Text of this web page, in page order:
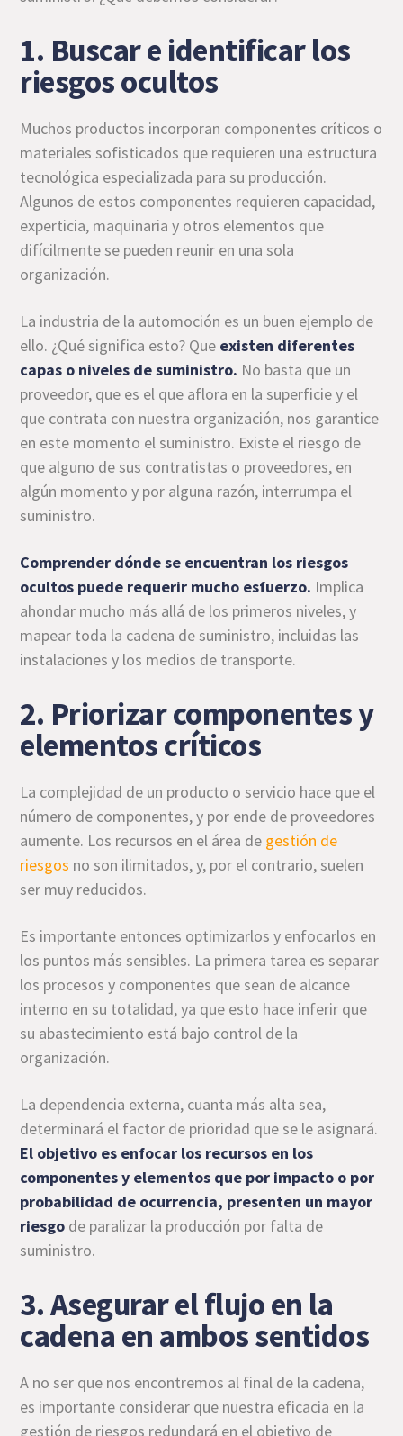
1. Buscar e identificar los
riesgos ocultos
Muchos productos incorporan componentes críticos o
materiales sofisticados que requieren una estructura
tecnológica especializada para su producción.
Algunos de estos componentes requieren capacidad,
experticia, maquinaria y otros elementos que
difícilmente se pueden reunir en una sola
organización.
La industria de la automoción es un buen ejemplo de
ello. ¿Qué significa esto? Que existen diferentes
capas o niveles de suministro. No basta que un
proveedor, que es el que aflora en la superficie y el
que contrata con nuestra organización, nos garantice
en este momento el suministro. Existe el riesgo de
que alguno de sus contratistas o proveedores, en
algún momento y por alguna razón, interrumpa el
suministro.
Comprender dónde se encuentran los riesgos
ocultos puede requerir mucho esfuerzo. Implica
ahondar mucho más allá de los primeros niveles, y
mapear toda la cadena de suministro, incluidas las
instalaciones y los medios de transporte.
2. Priorizar componentes y
elementos críticos
La complejidad de un producto o servicio hace que el
número de componentes, y por ende de proveedores
aumente. Los recursos en el área de gestión de
riesgos no son ilimitados, y, por el contrario, suelen
ser muy reducidos.
Es importante entonces optimizarlos y enfocarlos en
los puntos más sensibles. La primera tarea es separar
los procesos y componentes que sean de alcance
interno en su totalidad, ya que esto hace inferir que
su abastecimiento está bajo control de la
organización.
La dependencia externa, cuanta más alta sea,
determinará el factor de prioridad que se le asignará.
El objetivo es enfocar los recursos en los
componentes y elementos que por impacto o por
probabilidad de ocurrencia, presenten un mayor
riesgo de paralizar la producción por falta de
suministro.
3. Asegurar el flujo en la
cadena en ambos sentidos
A no ser que nos encontremos al final de la cadena,
es importante considerar que nuestra eficacia en la
gestión de riesgos redundará en el objetivo de